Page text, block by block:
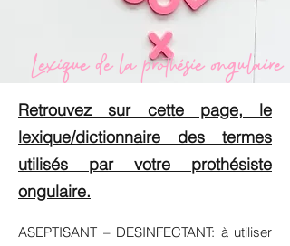
Lexique de la prothésie ongulaire
Retrouvez sur cette page, le
lexique/dictionnaire des termes
utilisés par votre prothésiste
ongulaire.
ASEPTISANT – DESINFECTANT: à utiliser